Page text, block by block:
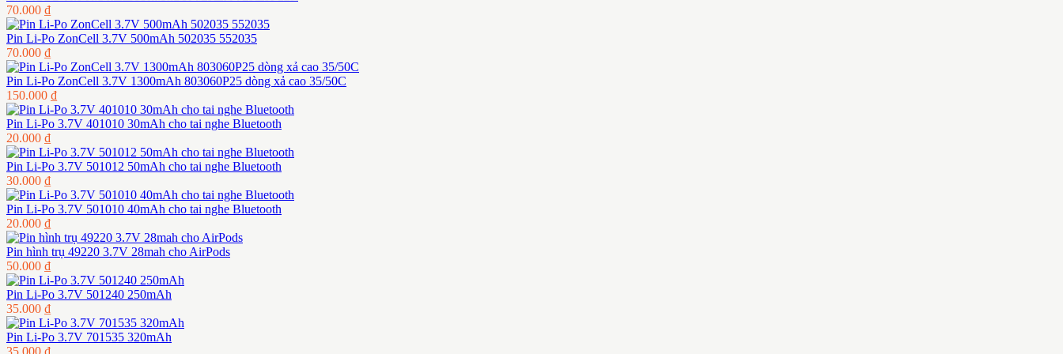
70.000 ₫
Pin Li-Po ZonCell 3.7V 500mAh 502035 552035
70.000 ₫
Pin Li-Po ZonCell 3.7V 1300mAh 803060P25 dòng xả cao 35/50C
150.000 ₫
Pin Li-Po 3.7V 401010 30mAh cho tai nghe Bluetooth
20.000 ₫
Pin Li-Po 3.7V 501012 50mAh cho tai nghe Bluetooth
30.000 ₫
Pin Li-Po 3.7V 501010 40mAh cho tai nghe Bluetooth
20.000 ₫
Pin hình trụ 49220 3.7V 28mah cho AirPods
50.000 ₫
Pin Li-Po 3.7V 501240 250mAh
35.000 ₫
Pin Li-Po 3.7V 701535 320mAh
35.000 ₫